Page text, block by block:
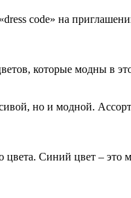
code» на
которые модны в
но и модной.
Синий цвет –